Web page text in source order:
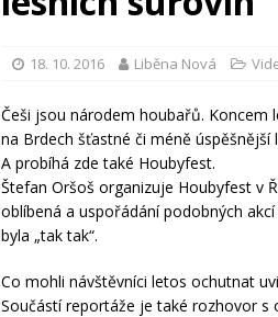
18. 10. 2016 Liběna Nová
Češi jsou národem houbařů. Koncem
na Brdech šťastné či méně úspěšnější
A probíhá zde také Houbyfest.
Štefan Oršoš organizuje Houbyfest v
oblíbená a uspořádání podobných
byla „tak tak“.
Co mohli návštěvníci letos ochutnat
Součástí reportáže je také rozhovor s